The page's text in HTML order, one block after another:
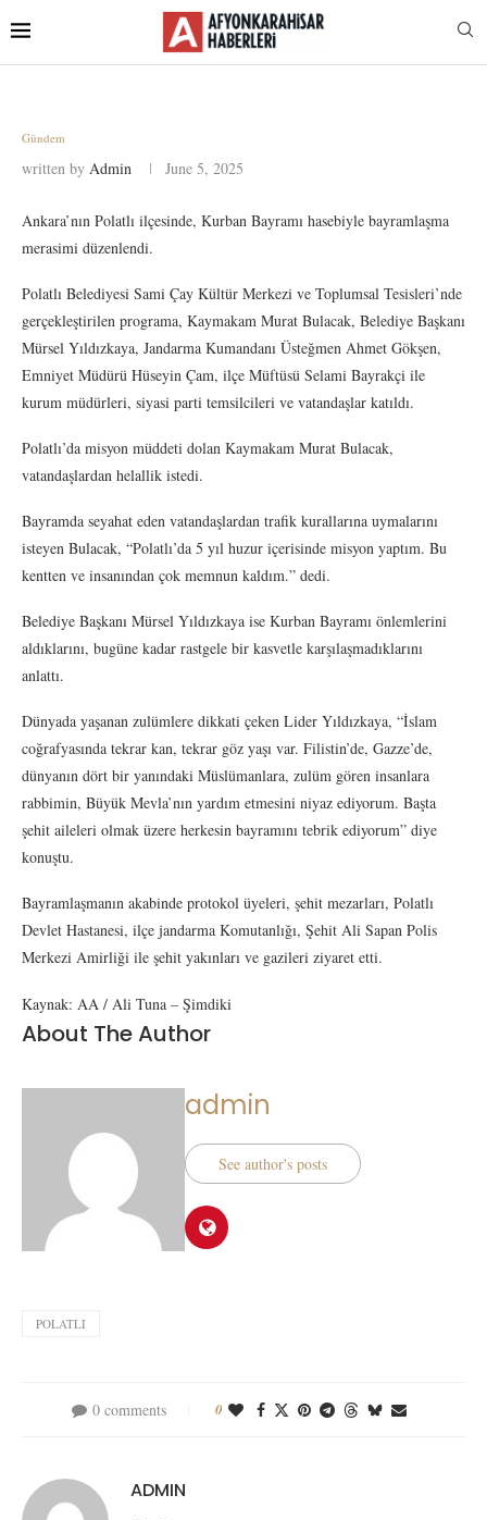
Gündem
written by Admin June 5, 2025
Ankara’nın Polatlı ilçesinde, Kurban Bayramı hasebiyle bayramlaşma
merasimi düzenlendi.
Polatlı Belediyesi Sami Çay Kültür Merkezi ve Toplumsal Tesisleri’nde
gerçekleştirilen programa, Kaymakam Murat Bulacak, Belediye Başkanı
Mürsel Yıldızkaya, Jandarma Kumandanı Üsteğmen Ahmet Gökşen,
Emniyet Müdürü Hüseyin Çam, ilçe Müftüsü Selami Bayrakçi ile
kurum müdürleri, siyasi parti temsilcileri ve vatandaşlar katıldı.
Polatlı’da misyon müddeti dolan Kaymakam Murat Bulacak,
vatandaşlardan helallik istedi.
Bayramda seyahat eden vatandaşlardan trafik kurallarına uymalarını
isteyen Bulacak, “Polatlı’da 5 yıl huzur içerisinde misyon yaptım. Bu
kentten ve insanından çok memnun kaldım.” dedi.
Belediye Başkanı Mürsel Yıldızkaya ise Kurban Bayramı önlemlerini
aldıklarını, bugüne kadar rastgele bir kasvetle karşılaşmadıklarını
anlattı.
Dünyada yaşanan zulümlere dikkati çeken Lider Yıldızkaya, “İslam
coğrafyasında tekrar kan, tekrar göz yaşı var. Filistin’de, Gazze’de,
dünyanın dört bir yanındaki Müslümanlara, zulüm gören insanlara
rabbimin, Büyük Mevla’nın yardım etmesini niyaz ediyorum. Başta
şehit aileleri olmak üzere herkesin bayramını tebrik ediyorum” diye
konuştu.
Bayramlaşmanın akabinde protokol üyeleri, şehit mezarları, Polatlı
Devlet Hastanesi, ilçe jandarma Komutanlığı, Şehit Ali Sapan Polis
Merkezi Amirliği ile şehit yakınları ve gazileri ziyaret etti.
Kaynak: AA / Ali Tuna – Şimdiki
About The Author
admin
See author's posts
POLATLI
0 comments 0
ADMIN